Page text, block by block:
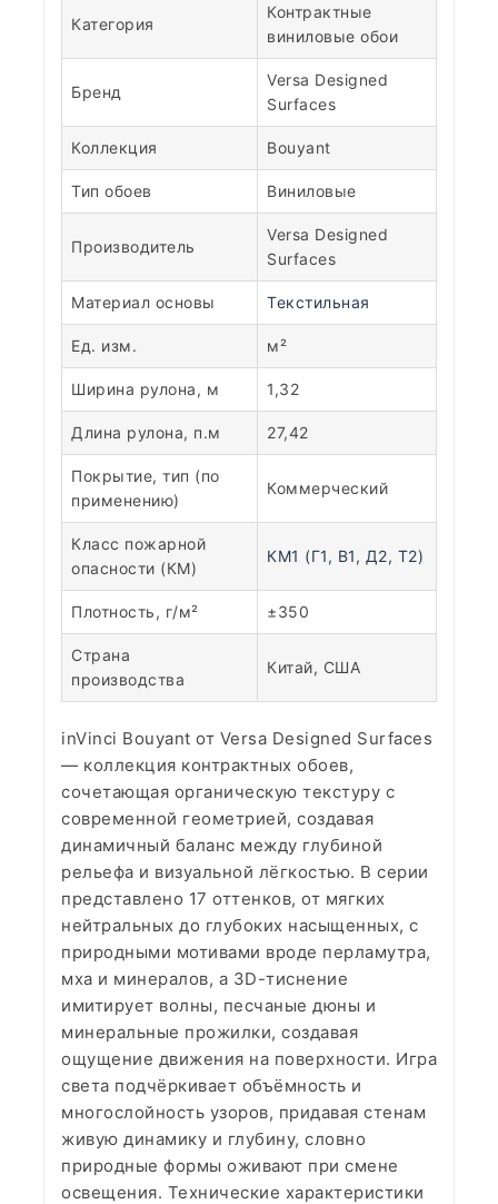
Категория
Контрактные
виниловые обои
Бренд
Versa Designed
Surfaces
Коллекция Bouyant
Тип обоев Виниловые
Производитель
Versa Designed
Surfaces
Материал основы Текстильная
Ед. изм. м²
Ширина рулона, м 1,32
Длина рулона, п.м 27,42
Покрытие, тип (по
применению)
Коммерческий
Класс пожарной
опасности (КМ)
КМ1 (Г1, В1, Д2, Т2)
Плотность, г/м² ±350
Страна
производства
Китай, США
inVinci Bouyant от Versa Designed Surfaces
— коллекция контрактных обоев,
сочетающая органическую текстуру с
современной геометрией, создавая
динамичный баланс между глубиной
рельефа и визуальной лёгкостью. В серии
представлено 17 оттенков, от мягких
нейтральных до глубоких насыщенных, с
природными мотивами вроде перламутра,
мха и минералов, а 3D-тиснение
имитирует волны, песчаные дюны и
минеральные прожилки, создавая
ощущение движения на поверхности. Игра
света подчёркивает объёмность и
многослойность узоров, придавая стенам
живую динамику и глубину, словно
природные формы оживают при смене
освещения. Технические характеристики